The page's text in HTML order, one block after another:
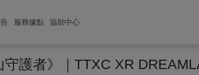
服務據點 協助中心
守護者》｜TTXC XR